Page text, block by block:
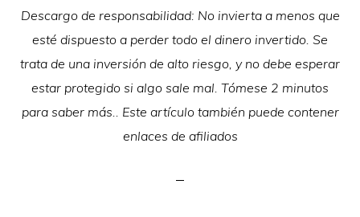
Descargo de responsabilidad: No invierta a menos que
esté dispuesto a perder todo el dinero invertido. Se
trata de una inversión de alto riesgo, y no debe esperar
estar protegido si algo sale mal. Tómese 2 minutos
para saber más.. Este artículo también puede contener
enlaces de afiliados